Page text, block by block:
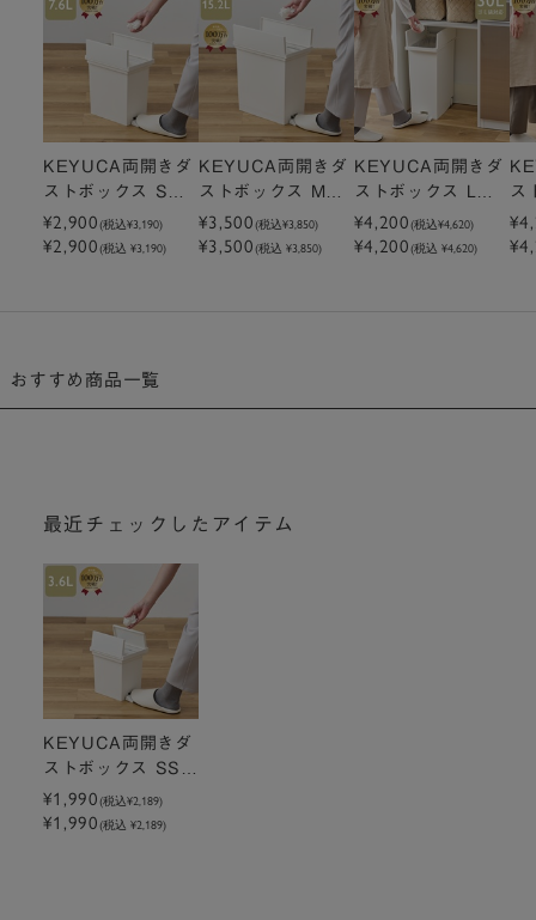
KEYUCA両開きダ
ストボックス S
（7.6L）ホワイト
ゴミ箱
¥2,900(税込¥3,190)
¥2,900(税込 ¥3,190)
KEYUCA両開きダ
ストボックス M
（15.2L）ホワイ
ト ゴミ箱
¥3,500(税込¥3,850)
¥3,500(税込 ¥3,850)
KEYUCA両開きダ
ストボックス L（2
7L）ホワイト ゴミ
箱
¥4,200(税込¥4,620)
¥4,200(税込 ¥4,620)
ス
7L
ミ
おすすめ商品一覧
最近チェックしたアイテム
KEYUCA両開きダ
ストボックス SS
（3.6L）ホワイト
ゴミ箱
¥1,990(税込¥2,189)
¥1,990(税込 ¥2,189)